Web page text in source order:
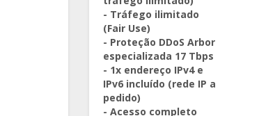
- Tráfego ilimitado
(Fair Use)
- Proteção DDoS Arbor
especializada 17 Tbps
- 1x endereço IPv4 e
IPv6 incluído (rede IP a
pedido)
- Acesso completo